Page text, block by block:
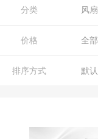
分类 风扇
价格 全部
排序方式 默认